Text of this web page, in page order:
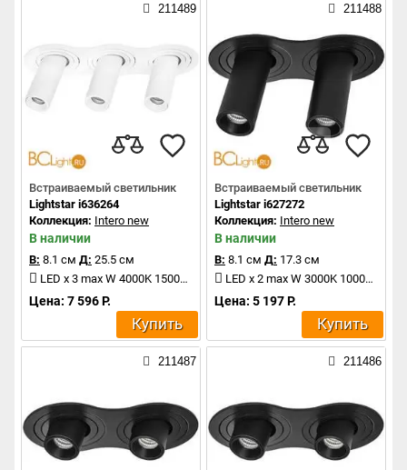
211489
Встраиваемый светильник
Lightstar i636264
Коллекция: Intero new
В наличии
В: 8.1 см Д: 25.5 см
LED x 3 max W 4000K 1500Lm
Цена: 7 596 Р.
Купить
211488
Встраиваемый светильник
Lightstar i627272
Коллекция: Intero new
В наличии
В: 8.1 см Д: 17.3 см
LED x 2 max W 3000K 1000Lm
Цена: 5 197 Р.
Купить
211487 211486